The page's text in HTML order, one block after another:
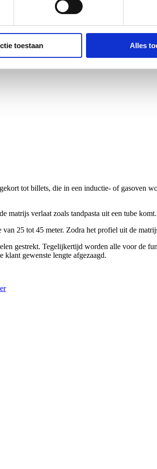
toestaan Alles
tot billets, die in een inductie- of gasoven
matrijs verlaat zoals tandpasta uit een tube komt.
25 tot 45 meter. Zodra het profiel uit de
gestrekt. Tegelijkertijd worden alle voor de
gewenste lengte afgezaagd.